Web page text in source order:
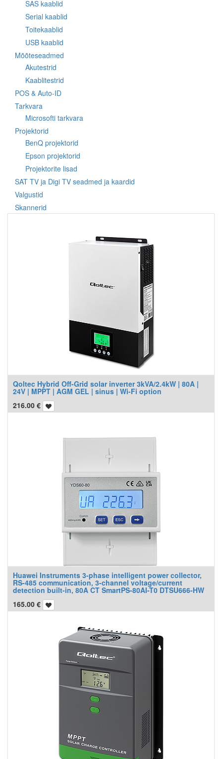
SAS kaablid
Serial kaablid
Toitekaablid
USB kaablid
Mõõteseadmed
Akutestrid
Kaablitestrid
POS & Auto-ID
Tarkvara
Microsofti tarkvara
Projektorid
BenQ projektorid
Epson projektorid
Projektorite lisad
SAT TV ja Digi TV seadmed ja kaardid
Valgustid
Skannerid
Qoltec Hybrid Off-Grid solar inverter 3kVA/2.4kW | 80A |
24V | MPPT | AGM GEL | sinus | Wi-Fi option
216.00 €
Huawei Instruments 3-phase intelligent power collector,
RS-485 communication, 3-channel voltage/current
detection built-in, 80A CT SmartPS-80AI-T0 DTSU666-HW
165.00 €